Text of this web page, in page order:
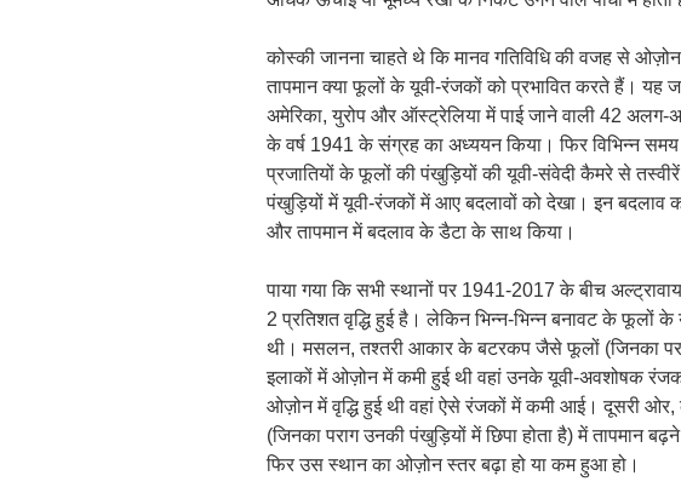
कोस्की जानना चाहते थे कि मानव गतिविधि की वजह से
तापमान क्या फूलों के यूवी-रंजकों को प्रभावित करते हैं। यह
अमेरिका, युरोप और ऑस्ट्रेलिया में पाई जाने वाली 42
के वर्ष 1941 के संग्रह का अध्ययन किया। फिर विभिन्न समय
प्रजातियों के फूलों की पंखुड़ियों की यूवी-संवेदी कैमरे से
पंखुड़ियों में यूवी-रंजकों में आए बदलावों को देखा। इन बदलाव
और तापमान में बदलाव के डैटा के साथ किया।
पाया गया कि सभी स्थानों पर 1941-2017 के बीच
2 प्रतिशत वृद्धि हुई है। लेकिन भिन्न-भिन्न बनावट के फूलों के
थी। मसलन, तश्तरी आकार के बटरकप जैसे फूलों (जिनका
इलाकों में ओज़ोन में कमी हुई थी वहां उनके यूवी-अवशोषक
ओज़ोन में वृद्धि हुई थी वहां ऐसे रंजकों में कमी आई। दूसरी
(जिनका पराग उनकी पंखुड़ियों में छिपा होता है) में तापमान
फिर उस स्थान का ओज़ोन स्तर बढ़ा हो या कम हुआ हो।